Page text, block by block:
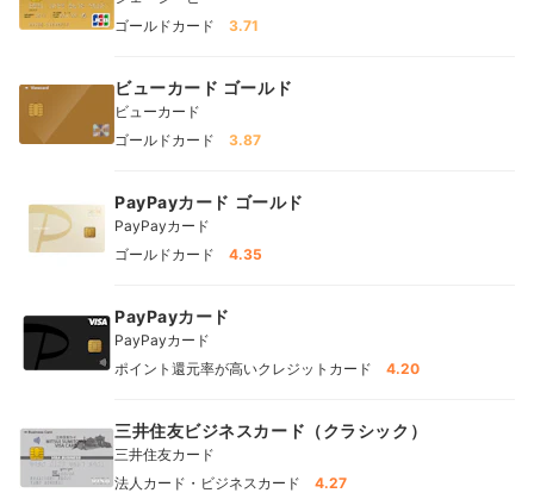
ゴールドカード
3.71
ビューカード ゴールド
ビューカード
ゴールドカード
3.87
PayPayカード ゴールド
PayPayカード
ゴールドカード
4.35
PayPayカード
PayPayカード
ポイント還元率が高いクレジットカード
4.20
三井住友ビジネスカード（クラシック）
三井住友カード
法人カード・ビジネスカード
4.27